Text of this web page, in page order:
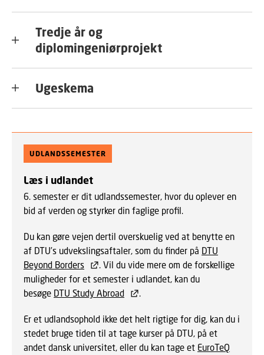
Tredje år og
diplomingeniørprojekt
Ugeskema
UDLANDSSEMESTER
Læs i udlandet
6. semester er dit udlandssemester, hvor du oplever en
bid af verden og styrker din faglige profil.
Du kan gøre vejen dertil overskuelig ved at benytte en
af DTU’s udvekslingsaftaler, som du finder på DTU
Beyond Borders
. Vil du vide mere om de forskellige
muligheder for et semester i udlandet, kan du
besøge DTU Study Abroad .
Er et udlandsophold ikke det helt rigtige for dig, kan du i
stedet bruge tiden til at tage kurser på DTU, på et
andet dansk universitet, eller du kan tage et EuroTeQ